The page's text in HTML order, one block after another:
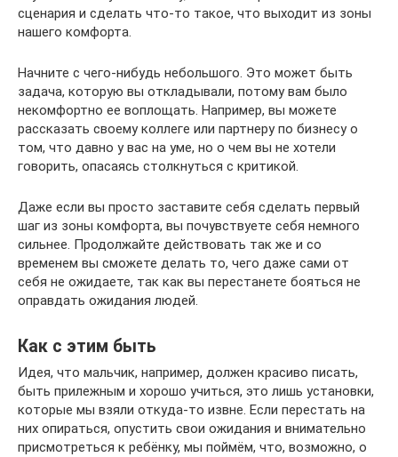
сценария и сделать что-то такое, что выходит из зоны
нашего комфорта.
Начните с чего-нибудь небольшого. Это может быть
задача, которую вы откладывали, потому вам было
некомфортно ее воплощать. Например, вы можете
рассказать своему коллеге или партнеру по бизнесу о
том, что давно у вас на уме, но о чем вы не хотели
говорить, опасаясь столкнуться с критикой.
Даже если вы просто заставите себя сделать первый
шаг из зоны комфорта, вы почувствуете себя немного
сильнее. Продолжайте действовать так же и со
временем вы сможете делать то, чего даже сами от
себя не ожидаете, так как вы перестанете бояться не
оправдать ожидания людей.
Как с этим быть
Идея, что мальчик, например, должен красиво писать,
быть прилежным и хорошо учиться, это лишь установки,
которые мы взяли откуда-то извне. Если перестать на
них опираться, опустить свои ожидания и внимательно
присмотреться к ребёнку, мы поймём, что, возможно, о